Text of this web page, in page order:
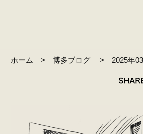
ホーム 博多ブログ 2025年